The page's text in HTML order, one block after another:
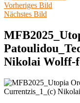
Vorheriges Bild
Nächstes Bild
Nikolai Wolff-